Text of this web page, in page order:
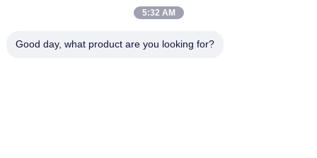
Obtenez le meilleur prix
100psi
5:32 AM
Good day, what product are you looking for?